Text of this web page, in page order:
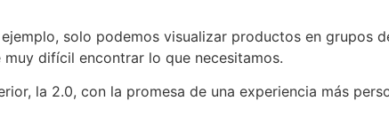
solo podemos visualizar productos en grupos
difícil encontrar lo que necesitamos.
la 2.0, con la promesa de una experiencia más